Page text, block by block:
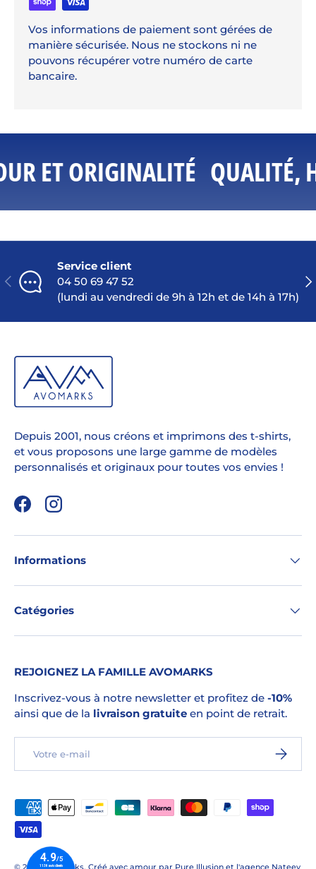
Vos informations de paiement sont gérées de
manière sécurisée. Nous ne stockons ni ne
pouvons récupérer votre numéro de carte
bancaire.
ET ORIGINALITÉ QUALITÉ,
PRÉCÉDENT
Service client
04 50 69 47 52
(lundi au vendredi de 9h à 12h et de 14h à 17h)
Depuis 2001, nous créons et imprimons des t-shirts,
et vous proposons une large gamme de modèles
personnalisés et originaux pour toutes vos envies !
FacebookInstagram
Informations
Catégories
REJOIGNEZ LA FAMILLE AVOMARKS
Inscrivez-vous à notre newsletter et profitez de -10%
ainsi que de la livraison gratuite en point de retrait.
Moyens de paiement acceptés
© 2026Avomarks. Créé avec amour par Pure Illusion et l'agence Nateev